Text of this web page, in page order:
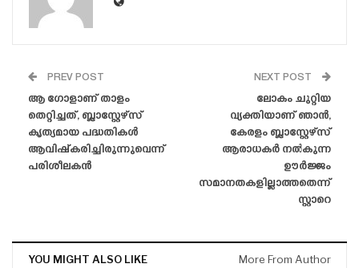
PREV POST
ആ ഗോളാണ് താളം
തെറ്റിച്ചത്, ബ്ലാസ്റ്റേഴ്‌സ്
കൃത്യമായ പദ്ധതികൾ
ആവിഷ്‌കരിച്ചിരുന്നുവെന്ന്
പരിശീലകൻ
NEXT POST
ലോകം ചുറ്റിയ
വ്യക്തിയാണ് ഞാൻ,
കേരളം ബ്ലാസ്റ്റേഴ്‌സ്
ആരാധകർ നൽകുന്ന
ഊർജ്ജം
സമാനതകളില്ലാത്തതെന്ന്
സ്റ്റാറെ
YOU MIGHT ALSO LIKE More From Author